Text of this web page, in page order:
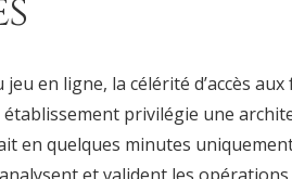
jeu en ligne, la célérité d’accès
privilégie une
en quelques minutes